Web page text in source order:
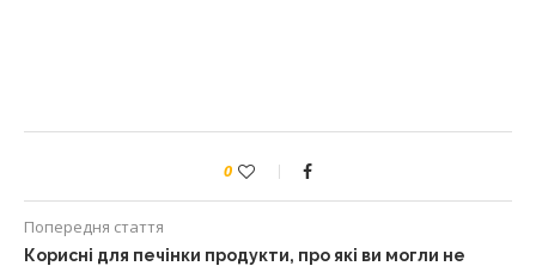
0
Попередня стаття
Корисні для печінки продукти, про які ви могли не